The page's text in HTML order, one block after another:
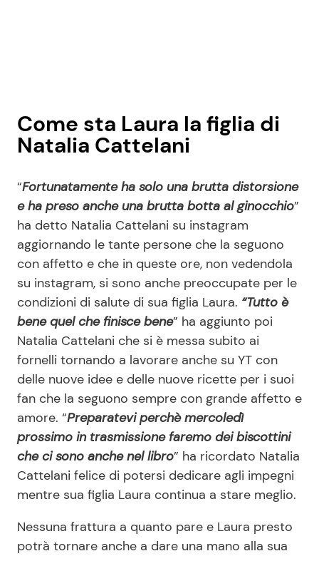
Come sta Laura la figlia di
Natalia Cattelani
“Fortunatamente ha solo una brutta distorsione
e ha preso anche una brutta botta al ginocchio”
ha detto Natalia Cattelani su instagram
aggiornando le tante persone che la seguono
con affetto e che in queste ore, non vedendola
su instagram, si sono anche preoccupate per le
condizioni di salute di sua figlia Laura. “Tutto è
bene quel che finisce bene” ha aggiunto poi
Natalia Cattelani che si è messa subito ai
fornelli tornando a lavorare anche su YT con
delle nuove idee e delle nuove ricette per i suoi
fan che la seguono sempre con grande affetto e
amore. “Preparatevi perchè mercoledì
prossimo in trasmissione faremo dei biscottini
che ci sono anche nel libro” ha ricordato Natalia
Cattelani felice di potersi dedicare agli impegni
mentre sua figlia Laura continua a stare meglio.
Nessuna frattura a quanto pare e Laura presto
potrà tornare anche a dare una mano alla sua